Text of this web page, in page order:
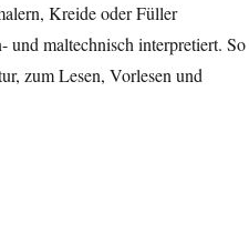
Kreide oder Füller
und maltechnisch interpretiert. So
zum Lesen, Vorlesen und